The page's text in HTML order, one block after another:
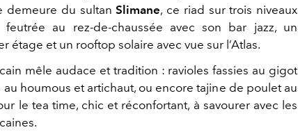
demeure du sultanSlimane, ce riad sur trois niveaux
au rez-de-chaussée avec son bar jazz, un
étage et un rooftop solaire avec vue sur l’Atlas.
mêle audace et tradition : ravioles fassies au gigot
au houmous et artichaut, ou encore tajine de poulet au
le tea time, chic et réconfortant, à savourer avec les